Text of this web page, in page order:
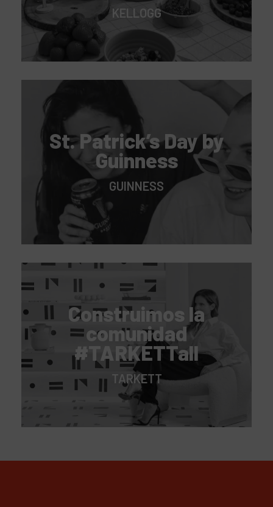
KELLOGG
St. Patrick’s Day by
Guinness
GUINNESS
Construimos la
comunidad
#TARKETTall
TARKETT